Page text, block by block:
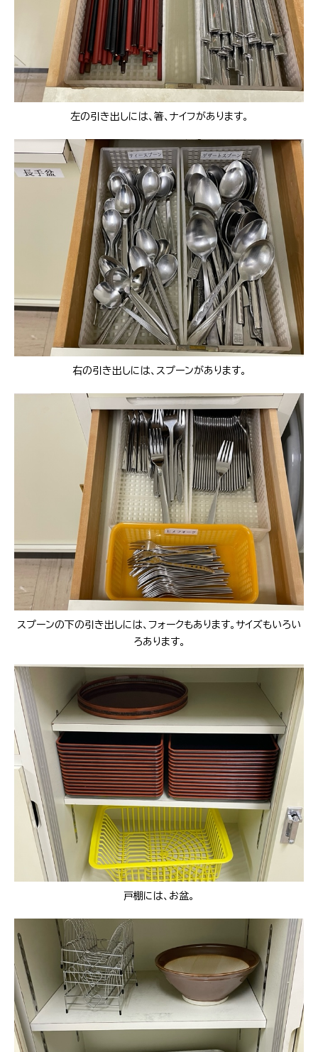
左の引き出しには、箸、ナイフがあります。
右の引き出しには、スプーンがあります。
スプーンの下の引き出しには、フォークもあります。サイズもいろい
ろあります。
戸棚には、お盆。